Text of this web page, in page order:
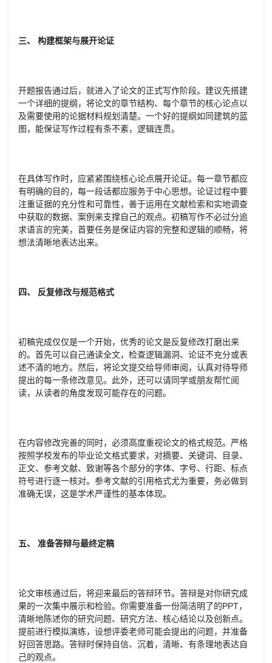
三、 构建框架与展开论证
开题报告通过后，就进入了论文的正式写作阶段。建议先搭建
一个详细的提纲，将论文的章节结构、每个章节的核心论点以
及需要使用的论据材料规划清楚。一个好的提纲如同建筑的蓝
图，能保证写作过程有条不紊，逻辑连贯。
在具体写作时，应紧紧围绕核心论点展开论证。每一章节都应
有明确的目的，每一段话都应服务于中心思想。论证过程中要
注重证据的充分性和可靠性，善于运用在文献检索和实地调查
中获取的数据、案例来支撑自己的观点。初稿写作不必过分追
求语言的完美，首要任务是保证内容的完整和逻辑的顺畅，将
想法清晰地表达出来。
四、 反复修改与规范格式
初稿完成仅仅是一个开始，优秀的论文是反复修改打磨出来
的。首先可以自己通读全文，检查逻辑漏洞、论证不充分或表
述不清的地方。然后，将论文提交给导师审阅，认真对待导师
提出的每一条修改意见。此外，还可以请同学或朋友帮忙阅
读，从读者的角度发现可能存在的问题。
在内容修改完善的同时，必须高度重视论文的格式规范。严格
按照学校发布的毕业论文格式要求，对摘要、关键词、目录、
正文、参考文献、致谢等各个部分的字体、字号、行距、标点
符号进行逐一核对。参考文献的引用格式尤为重要，务必做到
准确无误，这是学术严谨性的基本体现。
五、 准备答辩与最终定稿
论文审核通过后，将迎来最后的答辩环节。答辩是对你研究成
果的一次集中展示和检验。你需要准备一份简洁明了的PPT，
清晰地陈述你的研究问题、研究方法、核心结论以及创新点。
提前进行模拟演练，设想评委老师可能会提出的问题，并准备
好回答思路。答辩时保持自信、沉着，清晰、有条理地表达自
己的观点。